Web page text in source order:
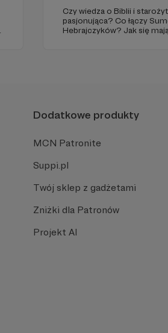
Czy wiedza o Biblii i
pasjonująca? Co łączy
Hebrajczyków? Jak się
Dodatkowe produkty
MCN Patronite
Suppi.pl
Twój sklep z gadżetami
Zniżki dla Patronów
Projekt AI